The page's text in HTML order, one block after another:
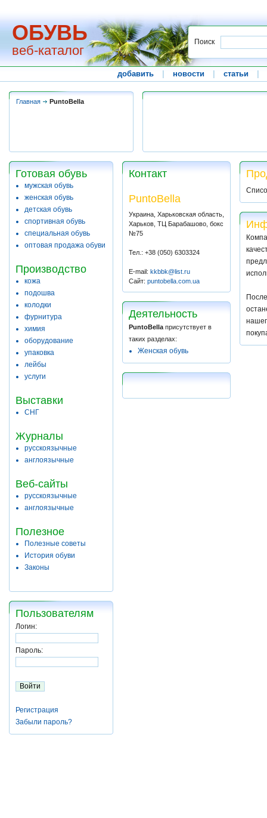
ОБУВЬ
веб-каталог
Поиск
добавить новости статьи
Главная PuntoBella
Готовая обувь
мужская обувь
женская обувь
детская обувь
спортивная обувь
специальная обувь
оптовая продажа обуви
Производство
кожа
подошва
колодки
фурнитура
химия
оборудование
упаковка
лейбы
услуги
Выставки
СНГ
Журналы
русскоязычные
англоязычные
Веб-сайты
русскоязычные
англоязычные
Полезное
Полезные советы
История обуви
Законы
Пользователям
Логин:
Пароль:
Регистрация
Забыли пароль?
Контакт
PuntoBella
Украина, Харьковская область,
Харьков, ТЦ Барабашово, бокс
№75
Тел.: +38 (050) 6303324
E-mail: kkbbk@list.ru
Сайт: puntobella.com.ua
Деятельность
PuntoBella присутствует в
таких разделах:
Женская обувь